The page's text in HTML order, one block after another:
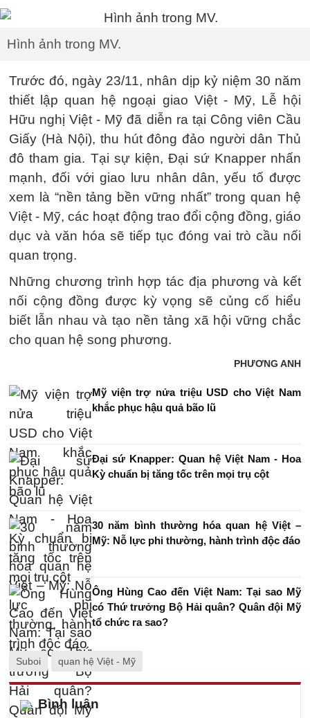
Hình ảnh trong MV.
Trước đó, ngày 23/11, nhân dịp kỷ niệm 30 năm
thiết lập quan hệ ngoại giao Việt - Mỹ, Lễ hội
Hữu nghị Việt - Mỹ đã diễn ra tại Công viên Cầu
Giấy (Hà Nội), thu hút đông đảo người dân Thủ
đô tham gia. Tại sự kiện, Đại sứ Knapper nhấn
mạnh, đối với giao lưu nhân dân, yếu tố được
xem là “nền tảng bền vững nhất” trong quan hệ
Việt - Mỹ, các hoạt động trao đổi cộng đồng, giáo
dục và văn hóa sẽ tiếp tục đóng vai trò cầu nối
quan trọng.
Những chương trình hợp tác địa phương và kết
nối cộng đồng được kỳ vọng sẽ củng cố hiểu
biết lẫn nhau và tạo nền tảng xã hội vững chắc
cho quan hệ song phương.
PHƯƠNG ANH
Mỹ viện trợ nửa triệu USD cho Việt Nam
khắc phục hậu quả bão lũ
Đại sứ Knapper: Quan hệ Việt Nam - Hoa
Kỳ chuẩn bị tăng tốc trên mọi trụ cột
30 năm bình thường hóa quan hệ Việt –
Mỹ: Nỗ lực phi thường, hành trình độc đáo
Ông Hùng Cao đến Việt Nam: Tại sao Mỹ
có Thứ trưởng Bộ Hải quân? Quân đội Mỹ
tổ chức ra sao?
Suboi quan hệ Việt - Mỹ
Bình luận